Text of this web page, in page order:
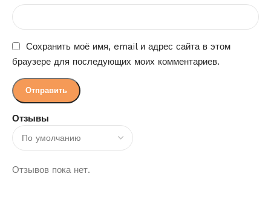
Отзывы
Отзывов пока нет.
Сохранить моё имя, email и адрес сайта в этом
браузере для последующих моих комментариев.